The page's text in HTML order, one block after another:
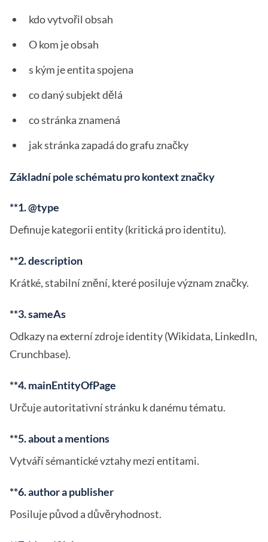
kdo vytvořil obsah
O kom je obsah
s kým je entita spojena
co daný subjekt dělá
co stránka znamená
jak stránka zapadá do grafu značky
Základní pole schématu pro kontext značky
**1. @type
Definuje kategorii entity (kritická pro identitu).
**2. description
Krátké, stabilní znění, které posiluje význam značky.
**3. sameAs
Odkazy na externí zdroje identity (Wikidata, LinkedIn,
Crunchbase).
**4. mainEntityOfPage
Určuje autoritativní stránku k danému tématu.
**5. about a mentions
Vytváří sémantické vztahy mezi entitami.
**6. author a publisher
Posiluje původ a důvěryhodnost.